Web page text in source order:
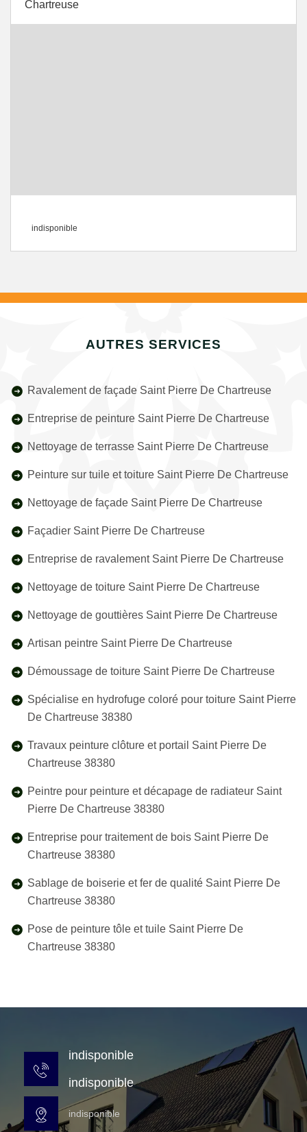
Chartreuse
indisponible
AUTRES SERVICES
Ravalement de façade Saint Pierre De Chartreuse
Entreprise de peinture Saint Pierre De Chartreuse
Nettoyage de terrasse Saint Pierre De Chartreuse
Peinture sur tuile et toiture Saint Pierre De Chartreuse
Nettoyage de façade Saint Pierre De Chartreuse
Façadier Saint Pierre De Chartreuse
Entreprise de ravalement Saint Pierre De Chartreuse
Nettoyage de toiture Saint Pierre De Chartreuse
Nettoyage de gouttières Saint Pierre De Chartreuse
Artisan peintre Saint Pierre De Chartreuse
Démoussage de toiture Saint Pierre De Chartreuse
Spécialise en hydrofuge coloré pour toiture Saint Pierre
De Chartreuse 38380
Travaux peinture clôture et portail Saint Pierre De
Chartreuse 38380
Peintre pour peinture et décapage de radiateur Saint
Pierre De Chartreuse 38380
Entreprise pour traitement de bois Saint Pierre De
Chartreuse 38380
Sablage de boiserie et fer de qualité Saint Pierre De
Chartreuse 38380
Pose de peinture tôle et tuile Saint Pierre De
Chartreuse 38380
indisponible
indisponible
indisponible